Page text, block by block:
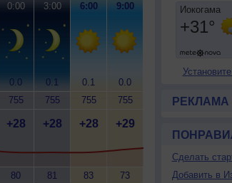
0:00
0.0
755
+28
80
3:00
0.1
755
+28
81
6:00
0.1
755
+28
83
9:00
0.0
755
+29
73
РЕКЛАМА
Сделать
Добавить в